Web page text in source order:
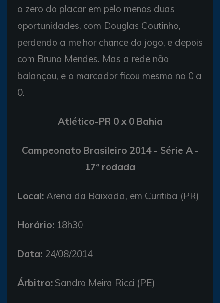
o zero do placar em pelo menos duas
oportunidades, com Douglas Coutinho,
perdendo a melhor chance do jogo, e depois
com Bruno Mendes. Mas a rede não
balançou, e o marcador ficou mesmo no 0 a
0.
Atlético-PR 0 x 0 Bahia
Campeonato Brasileiro 2014 - Série A -
17ª rodada
Local: Arena da Baixada, em Curitiba (PR)
Horário: 18h30
Data: 24/08/2014
Árbitro: Sandro Meira Ricci (PE)